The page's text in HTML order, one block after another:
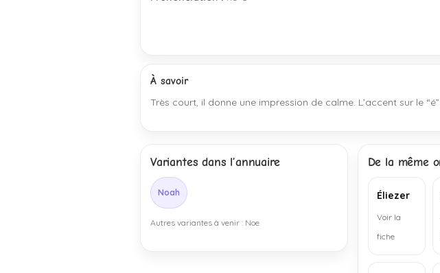
À savoir
Très court, il donne une impression de calme. L’accent sur le
Variantes dans l’annuaire
Noah
Autres variantes à venir : Noe
De la même
Éliezer
Voir la
fiche